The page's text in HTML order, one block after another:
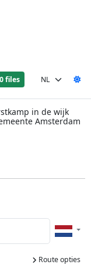
files
in de wijk
Amsterdam
Route opties